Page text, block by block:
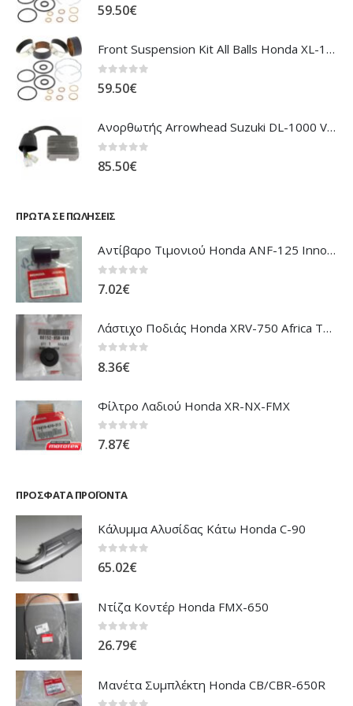
0 out of 5
59.50€
Front Suspension Kit All Balls Honda XL-1000V Varadero
0 out of 5
59.50€
Ανορθωτής Arrowhead Suzuki DL-1000 V'Strom
85.50€
ΠΡΏΤΑ ΣΕ ΠΩΛΉΣΕΙΣ
Αντίβαρο Τιμονιού Honda ANF-125 Innova
7.02€
Λάστιχο Ποδιάς Honda XRV-750 Africa Twin
8.36€
Φίλτρο Λαδιού Honda XR-NX-FMX
0out of 5
7.87€
ΠΡΌΣΦΑΤΑ ΠΡΟΪΌΝΤΑ
Κάλυμμα Αλυσίδας Κάτω Honda C-90
0out of 5
65.02€
Ντίζα Κοντέρ Honda FMX-650
0 out of 5
26.79€
Μανέτα Συμπλέκτη Honda CB/CBR-650R